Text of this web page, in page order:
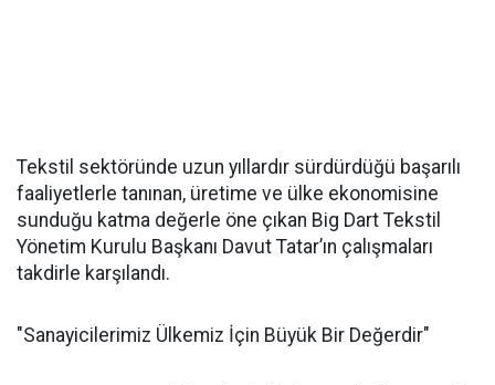
Tekstil sektöründe uzun yıllardır sürdürdüğü başarılı
faaliyetlerle tanınan, üretime ve ülke ekonomisine
sunduğu katma değerle öne çıkan Big Dart Tekstil
Yönetim Kurulu Başkanı Davut Tatar’ın çalışmaları
takdirle karşılandı.
"Sanayicilerimiz Ülkemiz İçin Büyük Bir Değerdir"